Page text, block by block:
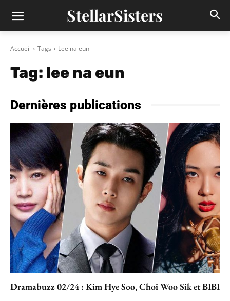
StellarSisters
Accueil Tags Lee na eun
Tag: lee na eun
Dernières publications
Dramabuzz 02/24 : Kim Hye Soo, Choi Woo Sik et BIBI